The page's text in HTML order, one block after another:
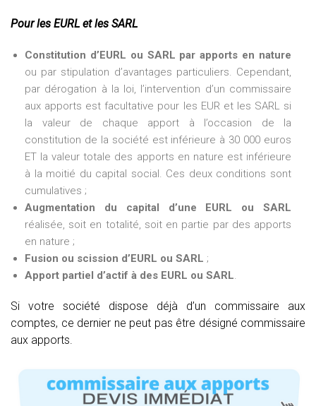
Pour les EURL et les SARL
Constitution d’EURL ou SARL par apports en nature
ou par stipulation d’avantages particuliers. Cependant,
par dérogation à la loi, l’intervention d’un commissaire
aux apports est facultative pour les EUR et les SARL si
la valeur de chaque apport à l’occasion de la
constitution de la société est inférieure à 30 000 euros
ET la valeur totale des apports en nature est inférieure
à la moitié du capital social. Ces deux conditions sont
cumulatives ;
Augmentation du capital d’une EURL ou SARL
réalisée, soit en totalité, soit en partie par des apports
en nature ;
Fusion ou scission d’EURL ou SARL ;
Apport partiel d’actif à des EURL ou SARL.
Si votre société dispose déjà d’un commissaire aux
comptes, ce dernier ne peut pas être désigné commissaire
aux apports.